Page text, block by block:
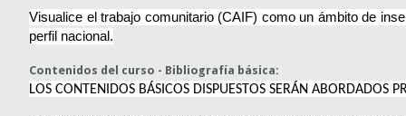
Visualice el trabajo comunitario (CAIF) como un ámbito de
perfil nacional.
Contenidos del curso - Bibliografía básica:
LOS CONTENIDOS BÁSICOS DISPUESTOS SERÁN ABORDADOS